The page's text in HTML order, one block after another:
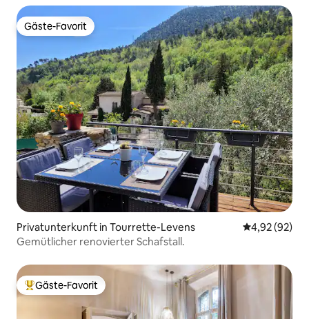
Gäste-Favorit
Gäste-Favorit
Privatunterkunft in Tourrette-Levens
4,92 (92)
Gemütlicher renovierter Schafstall.
Beliebter Gäste-Favorit.
Gäste-Favorit